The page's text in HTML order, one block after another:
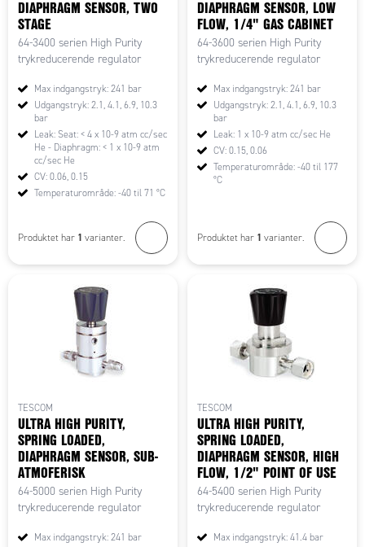
DIAPHRAGM SENSOR, TWO
STAGE
64-3400 serien High Purity
trykreducerende regulator
Max indgangstryk: 241 bar
Udgangstryk: 2.1, 4.1, 6.9, 10.3
bar
Leak: Seat: < 4 x 10-9 atm cc/sec
He - Diaphragm: < 1 x 10-9 atm
cc/sec He
CV: 0.06, 0.15
Temperaturområde: -40 til 71 °C
Produktet har 1 varianter.
DIAPHRAGM SENSOR, LOW
FLOW, 1/4" GAS CABINET
64-3600 serien High Purity
trykreducerende regulator
Max indgangstryk: 241 bar
Udgangstryk: 2.1, 4.1, 6.9, 10.3
bar
Leak: 1 x 10-9 atm cc/sec He
CV: 0.15, 0.06
Temperaturområde: -40 til 177
°C
Produktet har 1 varianter.
TESCOM
ULTRA HIGH PURITY,
SPRING LOADED,
DIAPHRAGM SENSOR, SUB-
ATMOFERISK
64-5000 serien High Purity
trykreducerende regulator
Max indgangstryk: 241 bar
TESCOM
ULTRA HIGH PURITY,
SPRING LOADED,
DIAPHRAGM SENSOR, HIGH
FLOW, 1/2" POINT OF USE
64-5400 serien High Purity
trykreducerende regulator
Max indgangstryk: 41.4 bar